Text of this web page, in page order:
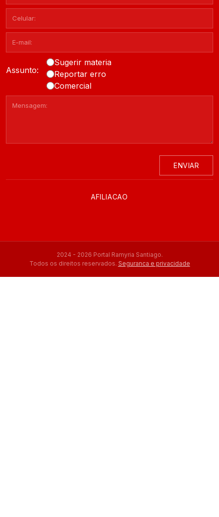
Assunto:
Sugerir materia
Reportar erro
Comercial
ENVIAR
AFILIACAO
2024 - 2026 Portal Ramyria Santiago.
Todos os direitos reservados. Seguranca e privacidade